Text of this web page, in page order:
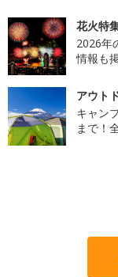
花火特
2026年
情報も
アウト
キャン
まで！